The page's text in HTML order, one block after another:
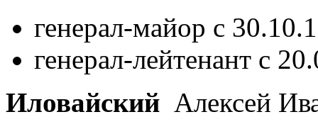
генерал-майор с
генерал-лейтенант с
Иловайский Алексей